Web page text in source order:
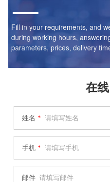
Fill in your requirements, and
during working hours,
parameters, prices, delivery
在
姓名 *
手机 *
邮件